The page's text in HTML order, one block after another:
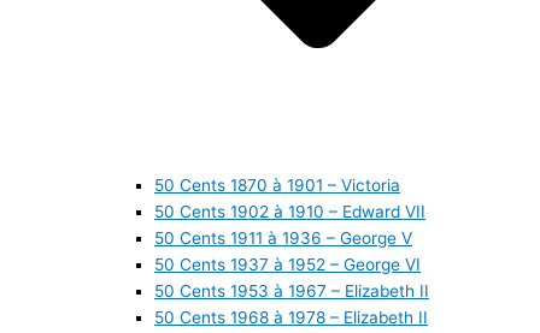
50 Cents 1870 à 1901 – Victoria
50 Cents 1902 à 1910 – Edward VII
50 Cents 1911 à 1936 – George V
50 Cents 1937 à 1952 – George VI
50 Cents 1953 à 1967 – Elizabeth II
50 Cents 1968 à 1978 – Elizabeth II